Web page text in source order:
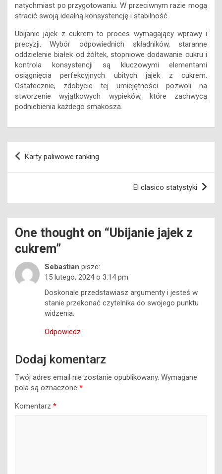
natychmiast po przygotowaniu. W przeciwnym razie mogą
stracić swoją idealną konsystencję i stabilność.
Ubijanie jajek z cukrem to proces wymagający wprawy i
precyzji. Wybór odpowiednich składników, staranne
oddzielenie białek od żółtek, stopniowe dodawanie cukru i
kontrola konsystencji są kluczowymi elementami
osiągnięcia perfekcyjnych ubitych jajek z cukrem.
Ostatecznie, zdobycie tej umiejętności pozwoli na
stworzenie wyjątkowych wypieków, które zachwycą
podniebienia każdego smakosza.
Nawigacja
wpisu
Karty paliwowe ranking
El clasico statystyki
One thought on “Ubijanie jajek z
cukrem”
Sebastian pisze:
15 lutego, 2024 o 3:14 pm
Doskonale przedstawiasz argumenty i jesteś w
stanie przekonać czytelnika do swojego punktu
widzenia.
Odpowiedz
Dodaj komentarz
Twój adres email nie zostanie opublikowany. Wymagane
pola są oznaczone *
Komentarz *